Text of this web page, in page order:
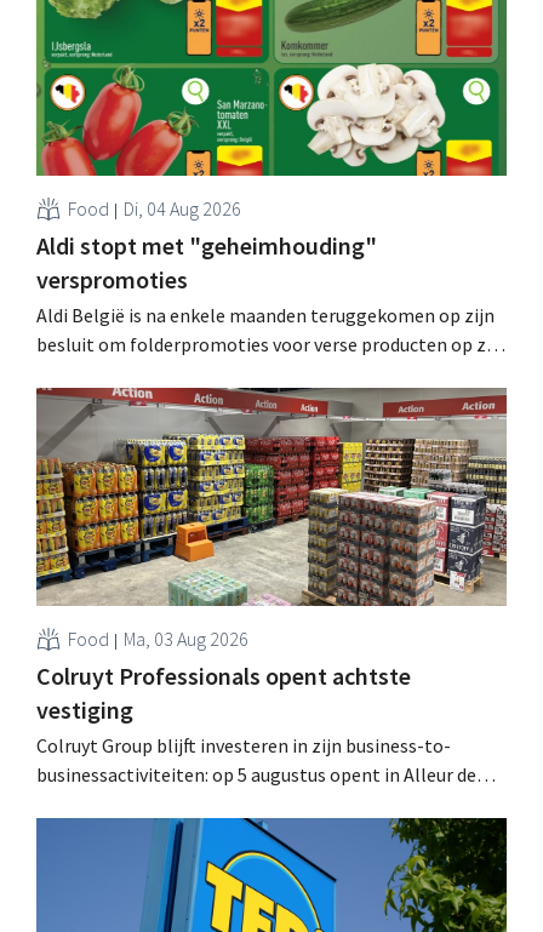
Food Di, 04 Aug 2026
Aldi stopt met "geheimhouding"
verspromoties
Aldi België is na enkele maanden teruggekomen op zijn
besluit om folderpromoties voor verse producten op zijn
werking treden: "Onze klanten willen goed
geïnformeerd worden." .
Food Ma, 03 Aug 2026
Colruyt Professionals opent achtste
vestiging
Colruyt Group blijft investeren in zijn business-to-
businessactiviteiten: op 5 augustus opent in Alleur de
winkelformule die zich uitsluitend richt op professionele